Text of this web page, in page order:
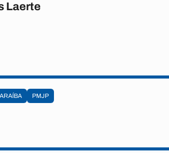
Laerte
PMJP